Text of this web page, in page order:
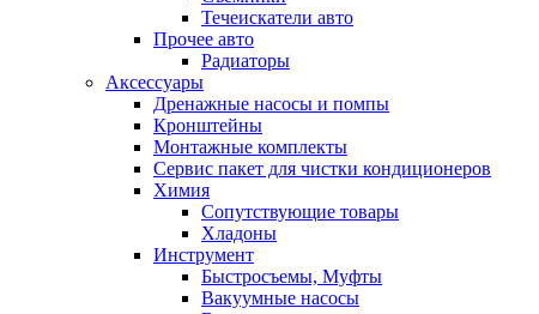
Течеискатели авто
Прочее авто
Радиаторы
Аксессуары
Дренажные насосы и помпы
Кронштейны
Монтажные комплекты
Сервис пакет для чистки кондиционеров
Химия
Сопутствующие товары
Хладоны
Инструмент
Быстросъемы, Муфты
Вакуумные насосы